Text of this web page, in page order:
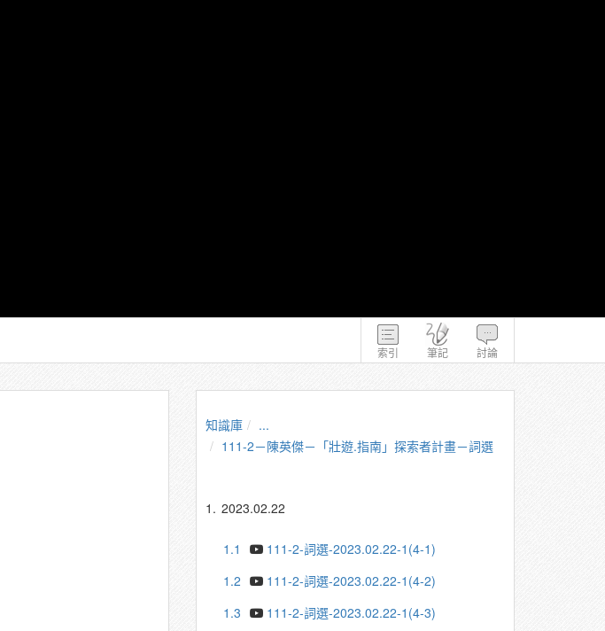
索引 筆記 討論
知識庫
...
111-2－陳英傑－「壯遊.指南」探索者計畫－詞選
1. 2023.02.22
1.1
111-2-詞選-2023.02.22-1(4-1)
1.2
111-2-詞選-2023.02.22-1(4-2)
1.3
111-2-詞選-2023.02.22-1(4-3)